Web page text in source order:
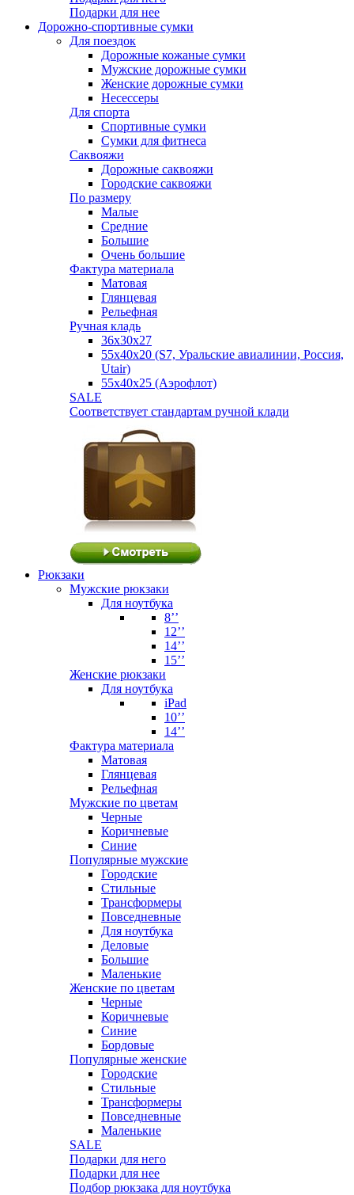
Подарки для нее
Дорожно-спортивные сумки
Для поездок
Дорожные кожаные сумки
Мужские дорожные сумки
Женские дорожные сумки
Несессеры
Для спорта
Спортивные сумки
Сумки для фитнеса
Саквояжи
Дорожные саквояжи
Городские саквояжи
По размеру
Малые
Средние
Большие
Очень большие
Фактура материала
Матовая
Глянцевая
Рельефная
Ручная кладь
36х30x27
55х40х20 (S7, Уральские авиалинии, Россия,
Utair)
55х40х25 (Аэрофлот)
SALE
Соответствует стандартам ручной клади
Рюкзаки
Мужские рюкзаки
Для ноутбука
8’’
12’’
14’’
15’’
Женские рюкзаки
Для ноутбука
iPad
10’’
14’’
Фактура материала
Матовая
Глянцевая
Рельефная
Мужские по цветам
Черные
Коричневые
Синие
Популярные мужские
Городские
Стильные
Трансформеры
Повседневные
Для ноутбука
Деловые
Большие
Маленькие
Женские по цветам
Черные
Коричневые
Синие
Бордовые
Популярные женские
Городские
Стильные
Трансформеры
Повседневные
Маленькие
SALE
Подарки для него
Подарки для нее
Подбор рюкзака для ноутбука